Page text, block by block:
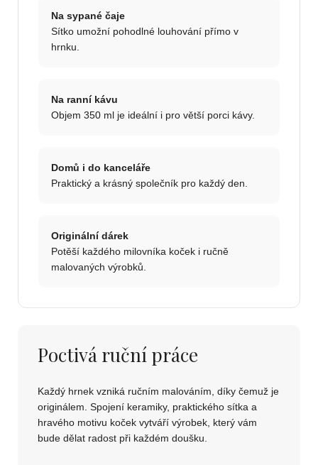
Na sypané čaje
Sítko umožní pohodlné louhování přímo v
hrnku.
Na ranní kávu
Objem 350 ml je ideální i pro větší porci kávy.
Domů i do kanceláře
Praktický a krásný společník pro každý den.
Originální dárek
Potěší každého milovníka koček i ručně
malovaných výrobků.
Poctivá ruční práce
Každý hrnek vzniká ručním malováním, díky čemuž je
originálem. Spojení keramiky, praktického sítka a
hravého motivu koček vytváří výrobek, který vám
bude dělat radost při každém doušku.